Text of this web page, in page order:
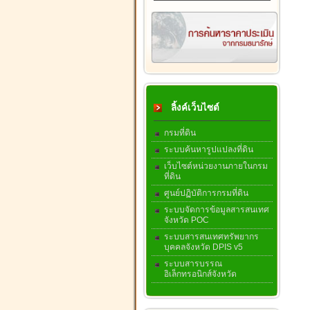
ลิ้งค์เว็บไซต์
กรมที่ดิน
ระบบค้นหารูปแปลงที่ดิน
เว็บไซต์หน่วยงานภายในกรม
ที่ดิน
ศูนย์ปฏิบัติการกรมที่ดิน
ระบบจัดการข้อมูลสารสนเทศ
จังหวัด POC
ระบบสารสนเทศทรัพยากร
บุคคลจังหวัด DPIS v5
ระบบสารบรรณ
อิเล็กทรอนิกส์จังหวัด